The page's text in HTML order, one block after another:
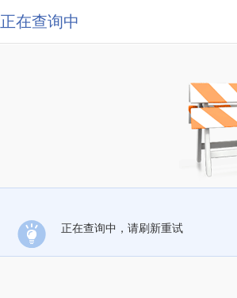
正在查询中
正在查询中，请刷新重试